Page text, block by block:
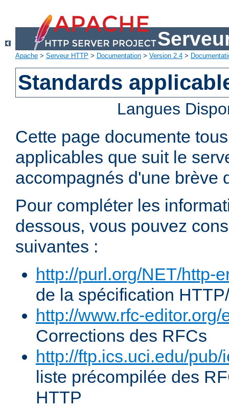
Apache > Serveur HTTP > Documentation > Version 2.4 >
Standards
Langues
Cette page documente
applicables que suit le
accompagnés d'une brève
Pour compléter les
dessous, vous pouvez
suivantes :
http://purl.org/NET/http-
de la spécification
http://www.rfc-editor.org/
Corrections des RFCs
http://ftp.ics.uci.edu/
liste précompilée des
HTTP